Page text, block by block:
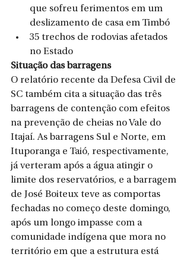
que sofreu ferimentos em um
deslizamento de casa em Timbó
35 trechos de rodovias afetados
no Estado
Situação das barragens
O relatório recente da Defesa Civil de
SC também cita a situação das três
barragens de contenção com efeitos
na prevenção de cheias no Vale do
Itajaí. As barragens Sul e Norte, em
Ituporanga e Taió, respectivamente,
já verteram após a água atingir o
limite dos reservatórios, e a barragem
de José Boiteux teve as comportas
fechadas no começo deste domingo,
após um longo impasse com a
comunidade indígena que mora no
território em que a estrutura está